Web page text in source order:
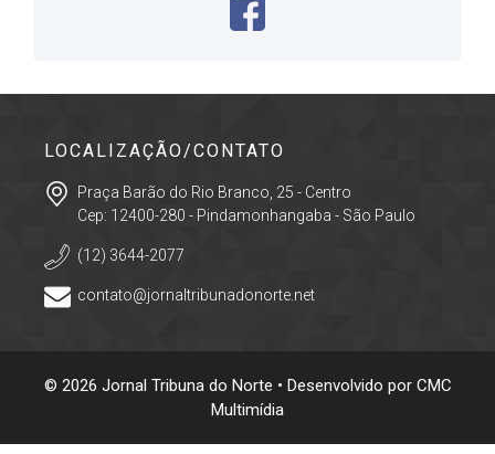
LOCALIZAÇÃO/CONTATO
Praça Barão do Rio Branco, 25 - Centro
Cep: 12400-280 - Pindamonhangaba - São Paulo
(12) 3644-2077
contato@jornaltribunadonorte.net
© 2026 Jornal Tribuna do Norte • Desenvolvido por CMC
Multimídia